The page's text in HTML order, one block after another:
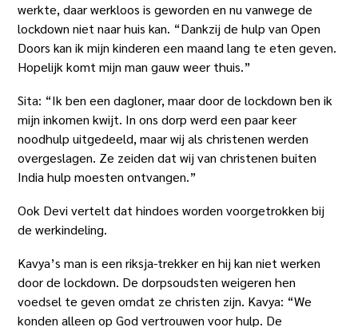
werkte, daar werkloos is geworden en nu vanwege de
lockdown niet naar huis kan. “Dankzij de hulp van Open
Doors kan ik mijn kinderen een maand lang te eten geven.
Hopelijk komt mijn man gauw weer thuis.”
Sita: “Ik ben een dagloner, maar door de lockdown ben ik
mijn inkomen kwijt. In ons dorp werd een paar keer
noodhulp uitgedeeld, maar wij als christenen werden
overgeslagen. Ze zeiden dat wij van christenen buiten
India hulp moesten ontvangen.”
Ook Devi vertelt dat hindoes worden voorgetrokken bij
de werkindeling.
Kavya’s man is een riksja-trekker en hij kan niet werken
door de lockdown. De dorpsoudsten weigeren hen
voedsel te geven omdat ze christen zijn. Kavya: “We
konden alleen op God vertrouwen voor hulp. De